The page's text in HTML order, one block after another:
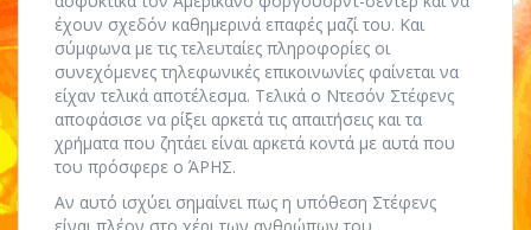
έχουν σχεδόν καθημερινά επαφές μαζί του. Και
σύμφωνα με τις τελευταίες πληροφορίες οι
συνεχόμενες τηλεφωνικές επικοινωνίες φαίνεται να
είχαν τελικά αποτέλεσμα. Τελικά ο Ντεσόν Στέφενς
αποφάσισε να ρίξει αρκετά τις απαιτήσεις και τα
χρήματα που ζητάει είναι αρκετά κοντά με αυτά που
του πρόσφερε ο ΆΡΗΣ.
Αν αυτό ισχύει σημαίνει πως η υπόθεση Στέφενς